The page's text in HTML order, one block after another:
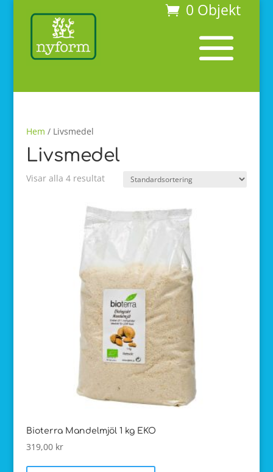
0 Objekt
Hem / Livsmedel
Livsmedel
Visar alla 4 resultat
Bioterra Mandelmjöl 1 kg EKO
319,00 kr